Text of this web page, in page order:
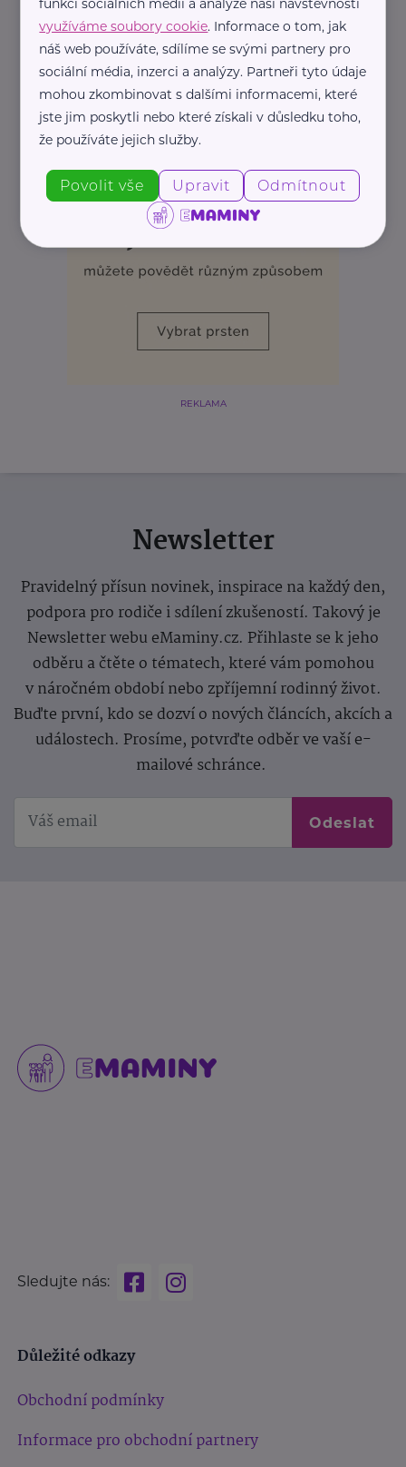
REKLAMA
Newsletter
Pravidelný přísun novinek, inspirace na každý den,
podpora pro rodiče i sdílení zkušeností. Takový je
Newsletter webu eMaminy.cz. Přihlaste se k jeho
odběru a čtěte o tématech, které vám pomohou
v náročném období nebo zpříjemní rodinný život.
Buďte první, kdo se dozví o nových článcích, akcích a
událostech. Prosíme, potvrďte odběr ve vaší e-
mailové schránce.
Odeslat
Sledujte nás:
Důležité odkazy
Obchodní podmínky
Informace pro obchodní partnery
funkcí sociálních médií a analýze naší návštěvnosti
využíváme soubory cookie. Informace o tom, jak
náš web používáte, sdílíme se svými partnery pro
sociální média, inzerci a analýzy. Partneři tyto údaje
mohou zkombinovat s dalšími informacemi, které
jste jim poskytli nebo které získali v důsledku toho,
že používáte jejich služby.
Povolit vše Upravit Odmítnout